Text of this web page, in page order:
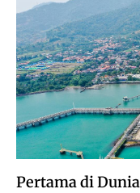
Pertama di